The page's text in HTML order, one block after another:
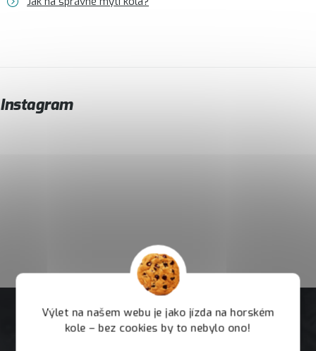
Výlet na našem webu je jako jízda na horském
kole – bez cookies by to nebylo ono!
Instagram